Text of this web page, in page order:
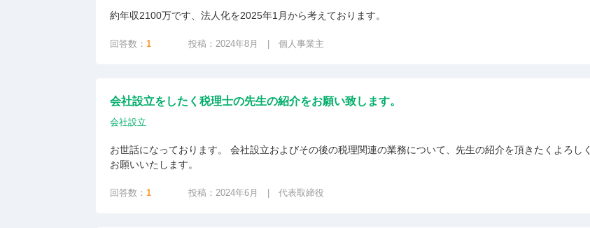
約年収2100万です、法人化を2025年1月から考えております。
回答数： 1 投稿：2024年8月 | 個人事業主
会社設立をしたく税理士の先生の紹介をお願い致します。
会社設立
お世話になっております。 会社設立およびその後の税理関連の業務について、先生の紹介を頂きたくよろしく
お願いいたします。
回答数： 1 投稿：2024年6月 | 代表取締役